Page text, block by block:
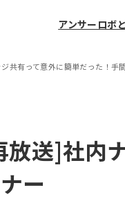
アンサーロボ
共有って意外に簡単だった！手
放送]社内
ー